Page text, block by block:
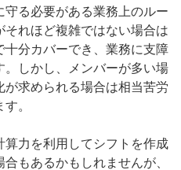
る必要がある業務上のルー
れほど複雑ではない場合は
十分カバーでき、業務に支障
しかし、メンバーが多い場
求められる場合は相当苦労
。
力を利用してシフトを作成
もあるかもしれませんが、